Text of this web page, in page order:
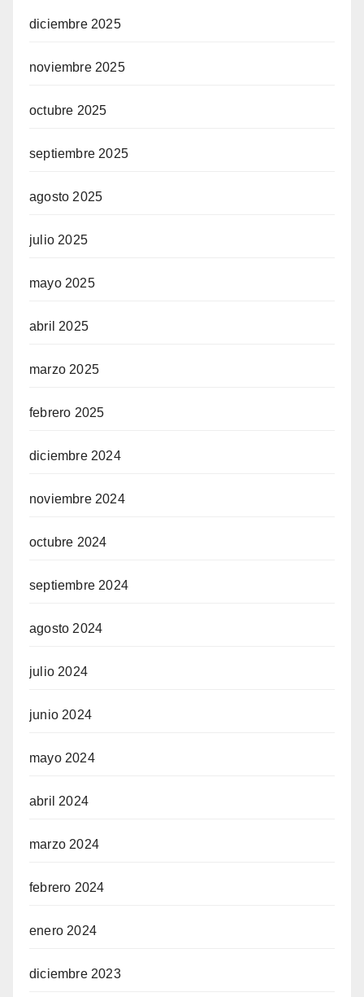
diciembre 2025
noviembre 2025
octubre 2025
septiembre 2025
agosto 2025
julio 2025
mayo 2025
abril 2025
marzo 2025
febrero 2025
diciembre 2024
noviembre 2024
octubre 2024
septiembre 2024
agosto 2024
julio 2024
junio 2024
mayo 2024
abril 2024
marzo 2024
febrero 2024
enero 2024
diciembre 2023